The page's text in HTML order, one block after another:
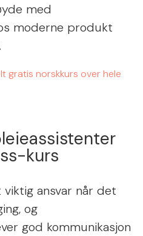
med
moderne produkt
gratis norskkurs over hele
kurs
ansvar når det
og
god kommunikasjon